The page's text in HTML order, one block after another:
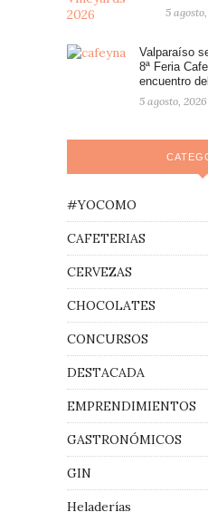
5
Valparaíso
8ª Feria
encuentro
5 agosto, 2026
#YOCOMO
CAFETERIAS
CERVEZAS
CHOCOLATES
CONCURSOS
DESTACADA
EMPRENDIMIENTOS
GASTRONÓMICOS
GIN
Heladerías